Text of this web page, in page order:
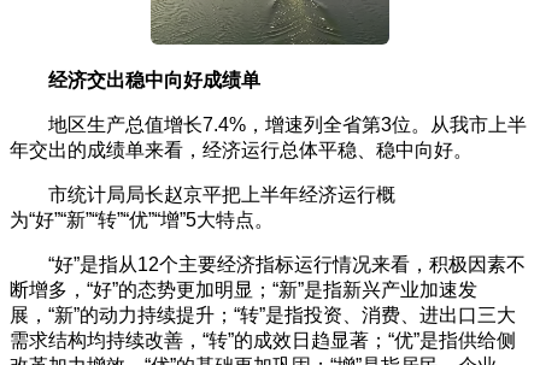
经济交出稳中向好成绩单
地区生产总值增长7.4%，增速列全省第3位。从我市上半
年交出的成绩单来看，经济运行总体平稳、稳中向好。
市统计局局长赵京平把上半年经济运行概
为“好”“新”“转”“优”“增”5大特点。
“好”是指从12个主要经济指标运行情况来看，积极因素不
断增多，“好”的态势更加明显；“新”是指新兴产业加速发
展，“新”的动力持续提升；“转”是指投资、消费、进出口三大
需求结构均持续改善，“转”的成效日趋显著；“优”是指供给侧